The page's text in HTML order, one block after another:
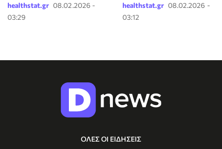
healthstat.gr 08.02.2026 -
03:29
healthstat.gr 08.02.2026 -
03:12
ΟΛΕΣ ΟΙ ΕΙΔΗΣΕΙΣ